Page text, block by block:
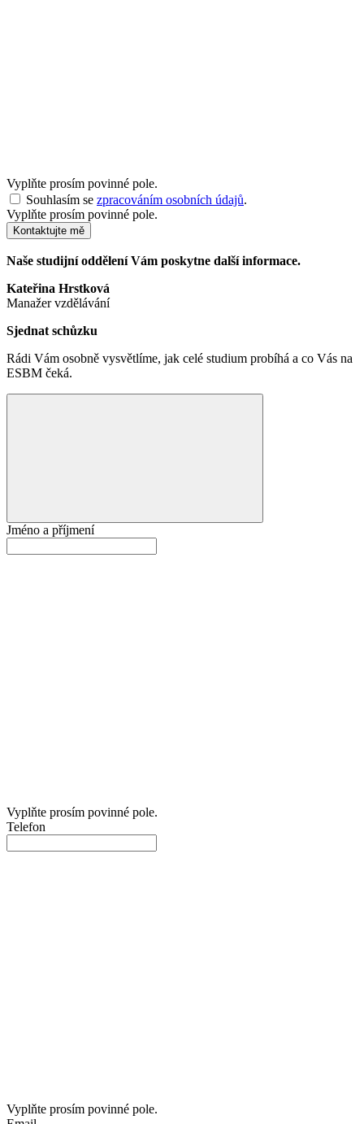
Vyplňte prosím povinné pole.
Souhlasím se zpracováním osobních údajů.
Vyplňte prosím povinné pole.
Kontaktujte mě
Naše studijní oddělení Vám poskytne další informace.
Kateřina Hrstková
Manažer vzdělávání
Sjednat schůzku
Rádi Vám osobně vysvětlíme, jak celé studium probíhá a co Vás na
ESBM čeká.
Jméno a příjmení
Vyplňte prosím povinné pole.
Telefon
Vyplňte prosím povinné pole.